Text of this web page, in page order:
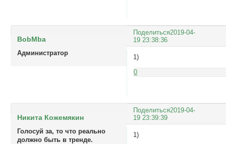
Поделиться2019-04-
19 23:38:36
BobMba
Администратор
1)
0
Поделиться2019-04-
19 23:39:39
Никита Кожемякин
Голосуй за, то что реально
должно быть в тренде.
1)